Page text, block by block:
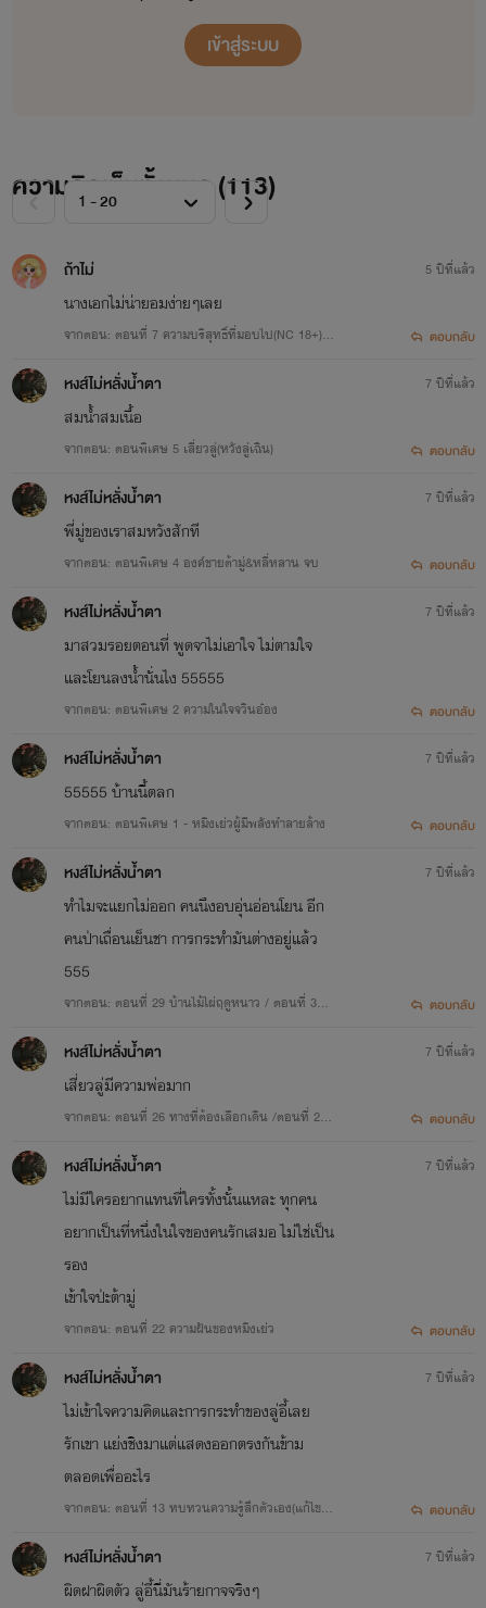
-เมื่อขันทีที่ไร้อำนาจไปหลงรัก องค์
หญิงใหญ่ที่ใครๆก็ว่านางร้ายที่สุดใน
มากด้วยทรัพย์และอำนาจกลับมา
นางเอก ใครชอบนางเอก สวยเผ็ดดุ
ทันคน ร้ายกาจทันคน ต้องเรื่องนี้
พระเอก พัฒนาการหลากหลาย จนมา
ขี้เล่นทะเล้น เจ้าเสน่ห์
——————————————
*จบแล้ว*
1.ท่านอ๋อง ข้านี้แหละภรรยาท่าน
คำสัญญาที่จะแต่งงานด้วยนั้น อีกกี่ปี
นางก็ไม่มีวันลืม จึงต้องมาทวงสัญญา
ที่เขาเคยให้ไว้
2.หุปปากเถิดเพคะ! องค์ชาย
เมื่อฟ้าผ่ากลางสนามรบ ทำให้นาง
ได้ยินความคิดผู้อื่น แล้วนางจะใช้
ชีวิตต่ออย่างไรดี..?
3.sex phone เมียเช่าออนไลน์
ผิดฝาผิดตัว เมื่อหล่อนกลายมาเป็น
เมียเช่าคืนเดียวโดยมิได้ตั้งใจ
ไม่ต้องจดทะเบียน และเจ้าของลิขสิทธิ์มีสิทธิแต่เพียงผู้เดียวใน
การบริหารจัดการสิทธิของตน ซึ่งได้รับความคุ้มครองลิขสิทธิ์
ตลอดอายุของผู้สร้างสรรค์ กับอีกห้าสิบปีภายหลังผู้สร้างสรรค์
ถึงแก่ความตาย ถ้าผู้สร้างสรรค์เป็นนิติบุคคล ลิขสิทธิ์ในงานนั้น
จะมี อายุการคุ้มครอง 50 ปี นับจากสร้างสรรค์หรือโฆษณา ดัง
นั้นการกระทำอย่างหนึ่งอย่างใดแก่งานอันมีลิขสิทธิ์จะต้องได้รับ
อนุญาตจากเจ้าของลิขสิทธิ์ก่อนมิฉะนั้นอาจเป็นการละเมิด
เข้าสู่ระบบ
ความคิดเห็นทั้งหมด (113)
ถ้าไม่
นางเอกไม่น่ายอมง่ายๆเลย
จากตอน: ตอนที่ 7 ความบริสุทธิ์ที่มอบไป(NC 18+) /
5 ปีที่แล้ว
ตอบกลับ
หงส์ไม่หลั่งน้ำตา
สมน้ำสมเนื้อ
จากตอน: ตอนพิเศษ 5 เสี่ยวลู่(หวังลู่เฉิน)
7 ปีที่แล้ว
ตอบกลับ
หงส์ไม่หลั่งน้ำตา
พี่มู่ของเราสมหวังสักที
จากตอน: ตอนพิเศษ 4 องค์ชายต้ามู่&หลี่หลาน จบ
7 ปีที่แล้ว
ตอบกลับ
หงส์ไม่หลั่งน้ำตา
มาสวมรอยตอนที่ พูดจาไม่เอาใจ ไม่ตามใจ
และโยนลงน้ำนั่นไง 55555
จากตอน: ตอนพิเศษ 2 ความในใจจวินอ๋อง
7 ปีที่แล้ว
ตอบกลับ
หงส์ไม่หลั่งน้ำตา
55555 บ้านนี้ตลก
จากตอน: ตอนพิเศษ 1 - หมิงเย่วผู้มีพลังทำลายล้าง
7 ปีที่แล้ว
ตอบกลับ
หงส์ไม่หลั่งน้ำตา
ทำไมจะแยกไม่ออก คนนึงอบอุ่นอ่อนโยน อีก
คนป่าเถื่อนเย็นชา การกระทำมันต่างอยู่แล้ว
555
จากตอน: ตอนที่ 29 บ้านไม้ไผ่ฤดูหนาว / ตอนที่ 30
7 ปีที่แล้ว
ตอบกลับ
หงส์ไม่หลั่งน้ำตา
เสี่ยวลู่มีความพ่อมาก
จากตอน: ตอนที่ 26 ทางที่ต้องเลือกเดิน /ตอนที่ 27
7 ปีที่แล้ว
ตอบกลับ
หงส์ไม่หลั่งน้ำตา
ไม่มีใครอยากแทนที่ใครทั้งนั้นแหละ ทุกคน
อยากเป็นที่หนึ่งในใจของคนรักเสมอ ไม่ใช่เป็น
รอง
เข้าใจป่ะต้ามู่
จากตอน: ตอนที่ 22 ความฝันของหมิงเย่ว
7 ปีที่แล้ว
ตอบกลับ
หงส์ไม่หลั่งน้ำตา
ไม่เข้าใจความคิดและการกระทำของลู่อี้เลย
รักเขา แย่งชิงมาแต่แสดงออกตรงกันข้าม
ตลอดเพื่ออะไร
จากตอน: ตอนที่ 13 ทบทวนความรู้สึกตัวเอง(แก้ไขแ
7 ปีที่แล้ว
ตอบกลับ
หงส์ไม่หลั่งน้ำตา
ผิดฝาผิดตัว ลู่อี้นี่มันร้ายกาจจริงๆ
7 ปีที่แล้ว